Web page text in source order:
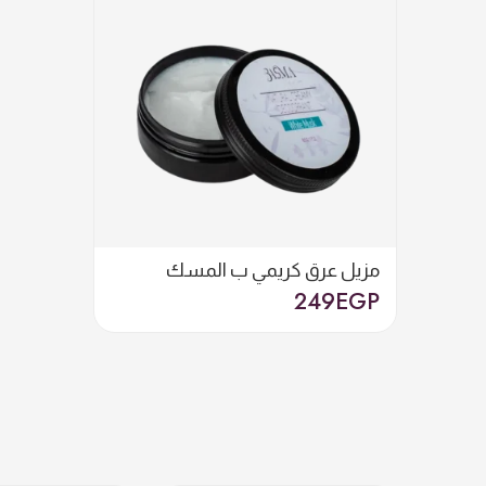
مزيل عرق كريمي ب المسك
249EGP